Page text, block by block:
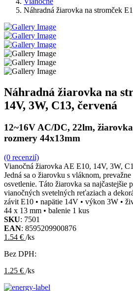
Náhradná žiarovka na stromček
Náhradná žiarovka na
14V, 3W, C13, červená
12~16V AC/DC, 22lm,
rozmery 44x13mm
(0 recenzií)
Vianočná žiarovka AE E10, 14V, 3W,
Jedná sa o žiarovku s vláknom,
osvetlenie. Táto žiarovka sa najčastejšie
vianočných svetelných reťaziach a
závit E10 • napätie 14V • výkon 3W •
44 x 13 mm • balenie 1 kus
SKU: 7501
EAN: 8595209900876
1.54 € /ks
Bez DPH:
1.25 € /ks